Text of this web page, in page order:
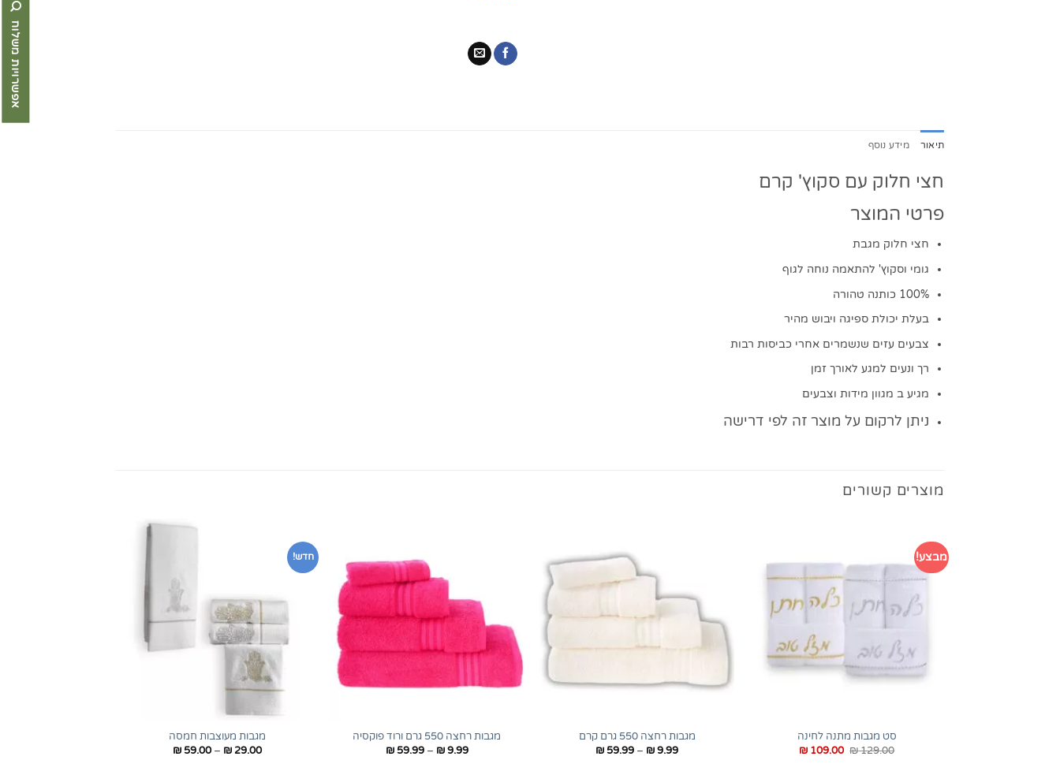
תיאור מידע נוסף
חצי חלוק עם סקוץ' קרם
פרטי המוצר
חצי חלוק מגבת
גומי וסקוץ' להתאמה נוחה לגוף
100% כותנה טהורה
בעלת יכולת ספיגה ויבוש מהיר
צבעים עזים שנשמרים אחרי כביסות רבות
רך ונעים למגע לאורך זמן
מגיע ב מגוון מידות וצבעים
ניתן לרקום על מוצר זה לפי דרישה
מוצרים קשורים
מבצע!
סט מגבות מתנה לחינה
₪129.00 המחיר ₪ 109.00 המחיר
מגבות רחצה 550 גרם קרם
₪9.99
–
₪ 59.99 טווח
מגבות רחצה 550 גרם ורוד פוקסיה
₪9.99
–
₪59.99
חדש!
מגבות מעוצבות חמסה
₪29.00
–
₪59.00
אפשרויות משלוח